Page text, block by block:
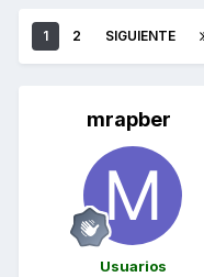
1 2 SIGUIENTE
mrapber
Usuarios